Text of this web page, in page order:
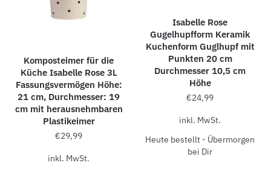
Komposteimer für die
Küche Isabelle Rose 3L
Fassungsvermögen Höhe:
21 cm, Durchmesser: 19
cm mit herausnehmbaren
Plastikeimer
€29,99
inkl. MwSt.
Isabelle Rose
Gugelhupfform Keramik
Kuchenform Guglhupf mit
Punkten 20 cm
Durchmesser 10,5 cm
Höhe
€24,99
inkl. MwSt.
Heute bestellt - Übermorgen
bei Dir